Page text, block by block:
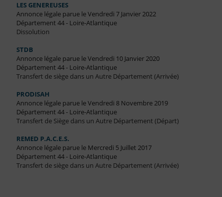
LES GENEREUSES
Annonce légale parue le Vendredi 7 Janvier 2022
Département 44 - Loire-Atlantique
Dissolution
STDB
Annonce légale parue le Vendredi 10 Janvier 2020
Département 44 - Loire-Atlantique
Transfert de siège dans un Autre Département (Arrivée)
PRODISAH
Annonce légale parue le Vendredi 8 Novembre 2019
Département 44 - Loire-Atlantique
Transfert de Siège dans un Autre Département (Départ)
REMED P.A.C.E.S.
Annonce légale parue le Mercredi 5 Juillet 2017
Département 44 - Loire-Atlantique
Transfert de siège dans un Autre Département (Arrivée)